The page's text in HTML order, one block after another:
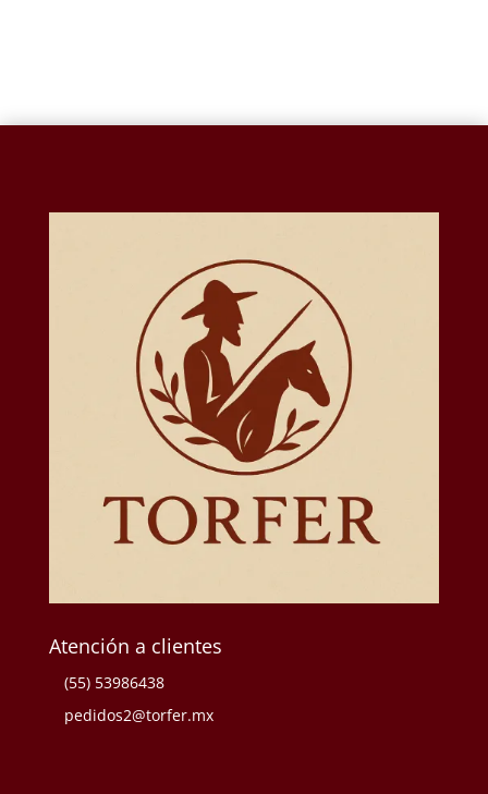
Atención a clientes
(55) 53986438
pedidos2@torfer.mx